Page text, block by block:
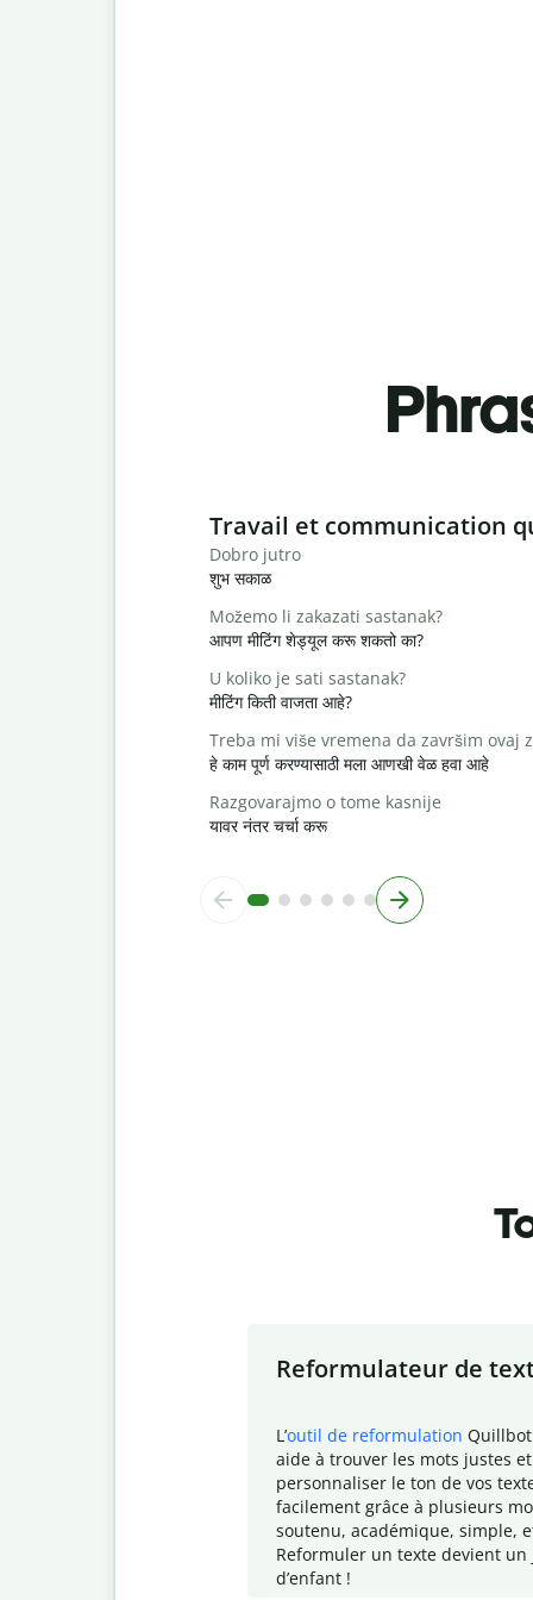
Slide 1 of 6
Travail et communication
Dobro jutro
शुभ सकाळ
Možemo li zakazati sastanak?
आपण मीटिंग शेड्यूल करू शकतो का?
U koliko je sati sastanak?
मीटिंग किती वाजता आहे?
Treba mi više vremena da završim ovaj
हे काम पूर्ण करण्यासाठी मला आणखी वेळ हवा आहे
Razgovarajmo o tome kasnije
यावर नंतर चर्चा करू
Reformulateur de
L ’outil de reformulation
aide à trouver les mots justes
personnaliser le ton de vos
facilement grâce à plusieurs
soutenu, académique, simple,
Reformuler un texte devient un
d’enfant !